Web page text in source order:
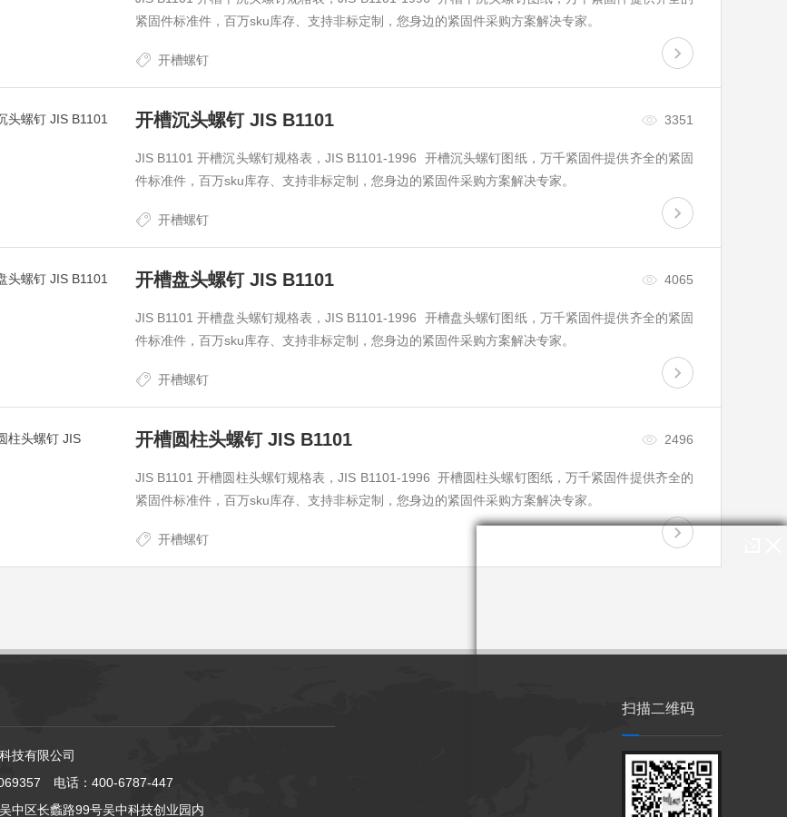
紧固件标准件，百万sku库存、支持非标定制，您身边的紧固件采购方案解决专家。
开槽螺钉
开槽沉头螺钉 JIS B1101 3351
JIS B1101 开槽沉头螺钉规格表，JIS B1101-1996 开槽沉头螺钉图纸，万千紧固件提供齐全的紧固
件标准件，百万sku库存、支持非标定制，您身边的紧固件采购方案解决专家。
开槽螺钉
开槽盘头螺钉 JIS B1101 4065
JIS B1101 开槽盘头螺钉规格表，JIS B1101-1996 开槽盘头螺钉图纸，万千紧固件提供齐全的紧固
件标准件，百万sku库存、支持非标定制，您身边的紧固件采购方案解决专家。
开槽螺钉
开槽圆柱头螺钉 JIS B1101 2496
JIS B1101 开槽圆柱头螺钉规格表，JIS B1101-1996 开槽圆柱头螺钉图纸，万千紧固件提供齐全的
紧固件标准件，百万sku库存、支持非标定制，您身边的紧固件采购方案解决专家。
开槽螺钉
技有限公司
电话：400-6787-447
中区长蠡路99号吴中科技创业园内
扫描二维码